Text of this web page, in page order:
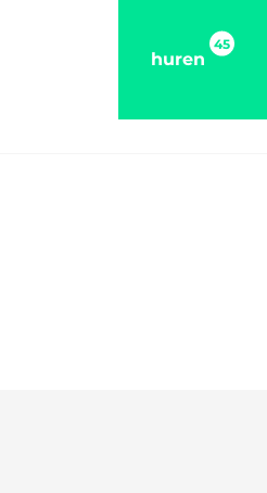
huren
45